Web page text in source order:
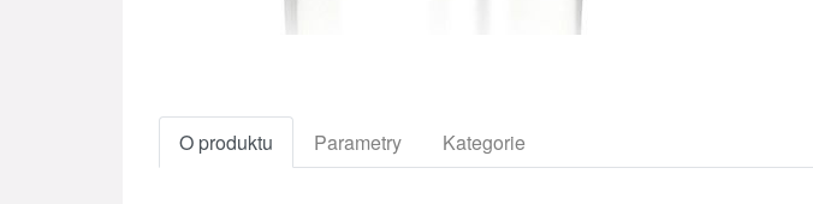
O produktu Parametry Kategorie